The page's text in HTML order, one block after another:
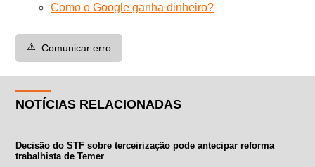
Como o Google ganha dinheiro?
⚠️ Comunicar erro
NOTÍCIAS RELACIONADAS
Decisão do STF sobre terceirização pode antecipar reforma
trabalhista de Temer